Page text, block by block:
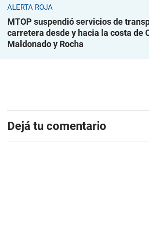
ALERTA ROJA
MTOP suspendió servicios de
carretera desde y hacia la costa de
Maldonado y Rocha
Dejá tu comentario